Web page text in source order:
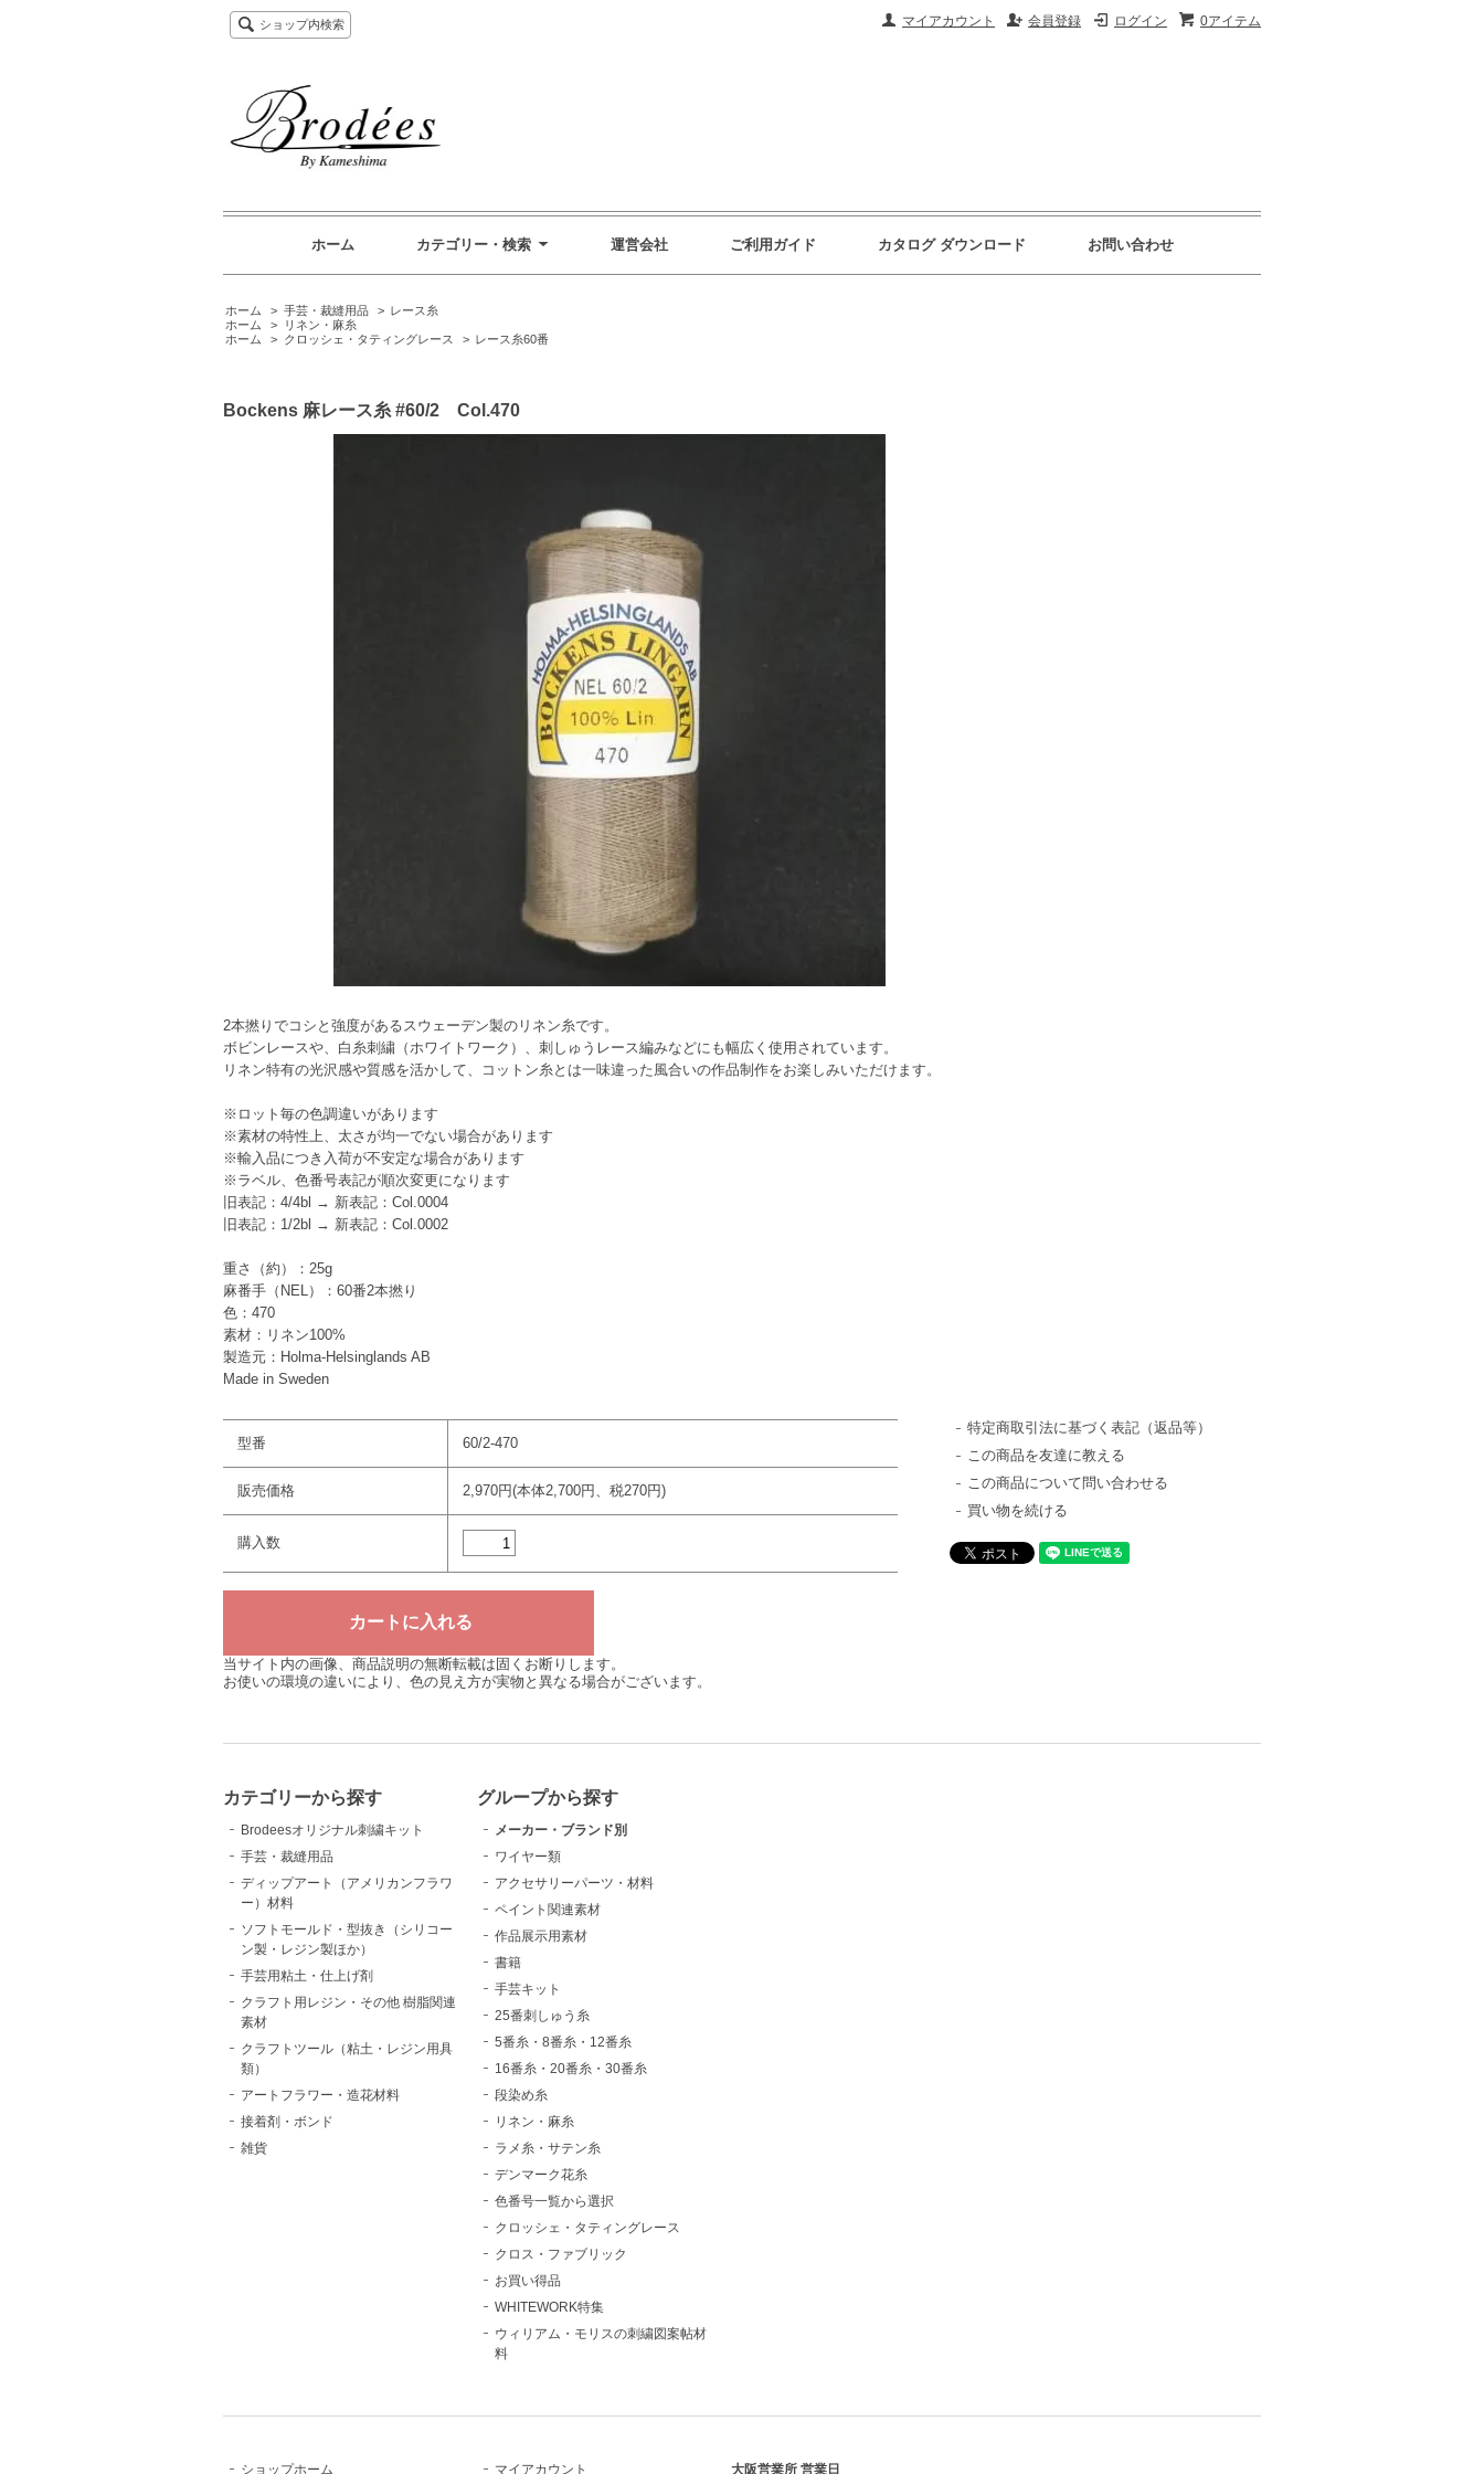
0アイテム
ログイン
会員登録
マイアカウント
ショップ内検索
ホーム カテゴリー・検索 運営会社 ご利用ガイド カタログ ダウンロード お問い合わせ
ホーム > 手芸・裁縫用品 > レース糸
ホーム
>
リネン・麻糸
ホーム
> クロッシェ・タティングレース > レース糸60番
Bockens 麻レース糸 #60/2 Col.470
2本撚りでコシと強度があるスウェーデン製のリネン糸です。
ボビンレースや、白糸刺繍（ホワイトワーク）、刺しゅうレース編みなどにも幅広く使用されています。
リネン特有の光沢感や質感を活かして、コットン糸とは一味違った風合いの作品制作をお楽しみいただけます。
※ロット毎の色調違いがあります
※素材の特性上、太さが均一でない場合があります
※輸入品につき入荷が不安定な場合があります
※ラベル、色番号表記が順次変更になります
旧表記：4/4bl → 新表記：Col.0004
旧表記：1/2bl → 新表記：Col.0002
重さ（約）：25g
麻番手（NEL）：60番2本撚り
色：470
素材：リネン100%
製造元：Holma-Helsinglands AB
Made in Sweden
型番 60/2-470
販売価格 2,970円(本体2,700円、税270円)
購入数
当サイト内の画像、商品説明の無断転載は固くお断りします。
お使いの環境の違いにより、色の見え方が実物と異なる場合がございます。
特定商取引法に基づく表記（返品等）
この商品を友達に教える
この商品について問い合わせる
買い物を続ける
カテゴリーから探す
Brodeesオリジナル刺繍キット
手芸・裁縫用品
ディップアート（アメリカンフラワ
ー）材料
ソフトモールド・型抜き（シリコー
ン製・レジン製ほか）
手芸用粘土・仕上げ剤
クラフト用レジン・その他 樹脂関連
素材
クラフトツール（粘土・レジン用具
類）
アートフラワー・造花材料
接着剤・ボンド
雑貨
グループから探す
メーカー・ブランド別
ワイヤー類
アクセサリーパーツ・材料
ペイント関連素材
作品展示用素材
書籍
手芸キット
25番刺しゅう糸
5番糸・8番糸・12番糸
16番糸・20番糸・30番糸
段染め糸
リネン・麻糸
ラメ糸・サテン糸
デンマーク花糸
色番号一覧から選択
クロッシェ・タティングレース
クロス・ファブリック
お買い得品
WHITEWORK特集
ウィリアム・モリスの刺繍図案帖材
料
ショップホーム マイアカウント 大阪営業所 営業日